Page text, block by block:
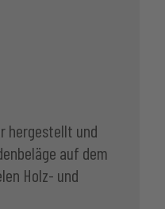
hergestellt und
auf dem
Holz- und